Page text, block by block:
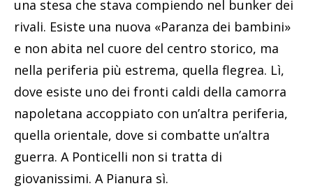
una stesa che stava compiendo nel bunker dei
rivali. Esiste una nuova «Paranza dei bambini»
e non abita nel cuore del centro storico, ma
nella periferia più estrema, quella flegrea. Lì,
dove esiste uno dei fronti caldi della camorra
napoletana accoppiato con un’altra periferia,
quella orientale, dove si combatte un’altra
guerra. A Ponticelli non si tratta di
giovanissimi. A Pianura sì.